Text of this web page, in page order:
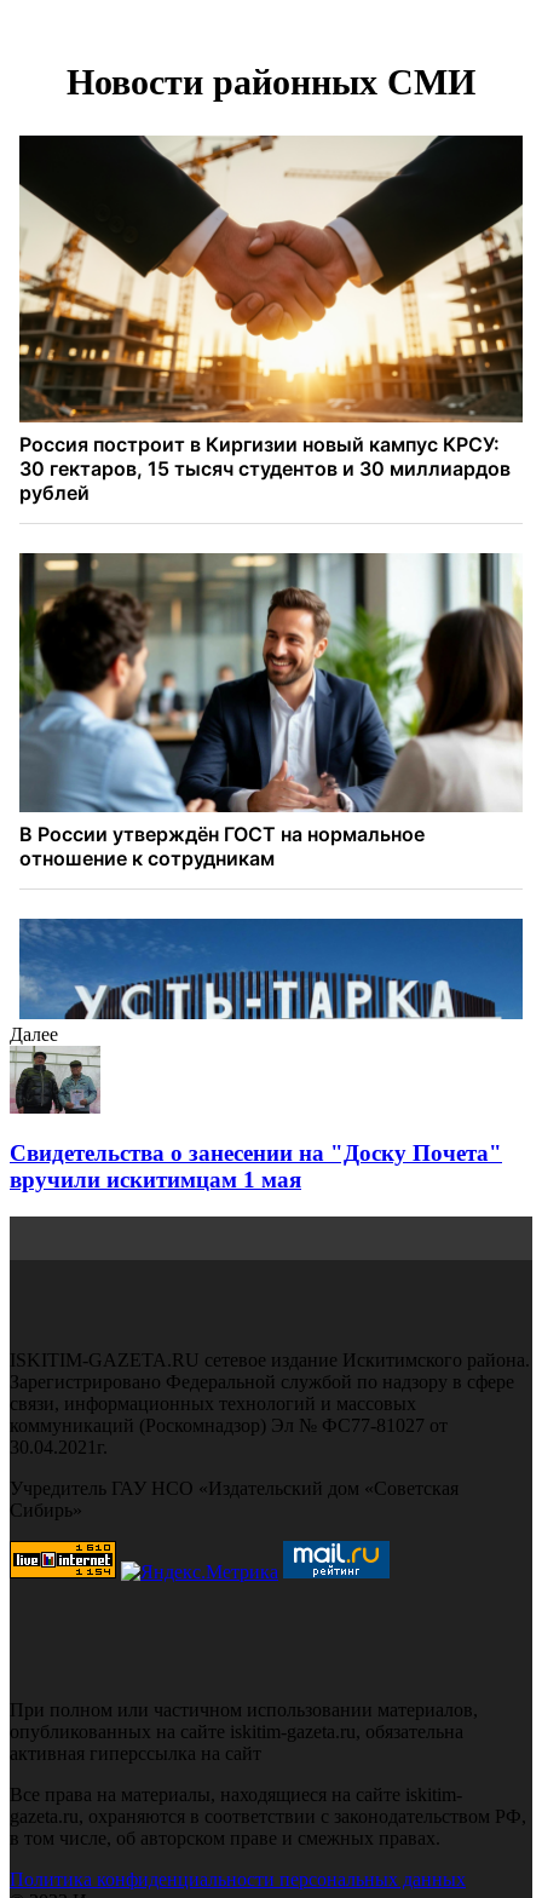
Далее
Свидетельства о занесении на "Доску Почета"
вручили искитимцам 1 мая
ISKITIM-GAZETA.RU сетевое издание Искитимского района.
Зарегистрировано Федеральной службой по надзору в сфере
связи, информационных технологий и массовых
коммуникаций (Роскомнадзор) Эл № ФС77-81027 от
30.04.2021г.
Учредитель ГАУ НСО «Издательский дом «Советская
Сибирь»
При полном или частичном использовании материалов,
опубликованных на сайте iskitim-gazeta.ru, обязательна
активная гиперссылка на сайт
Все права на материалы, находящиеся на сайте iskitim-
gazeta.ru, охраняются в соответствии с законодательством РФ,
в том числе, об авторском праве и смежных правах.
Политика конфиденциальности персональных данных